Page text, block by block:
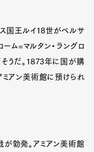
ス国王ルイ18世がベルサ
ム=マルタン・ラングロ
うだ。1873年に国が購
ミアン美術館に預けられ
勃発。アミアン美術館